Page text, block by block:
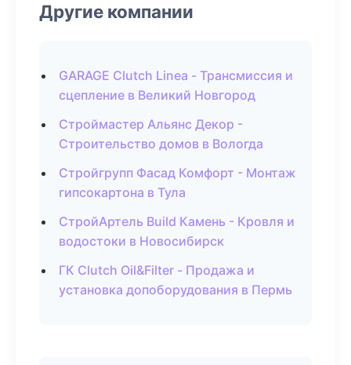
Другие компании
GARAGE Clutch Linea - Трансмиссия и
сцепление в Великий Новгород
Строймастер Альянс Декор -
Строительство домов в Вологда
Стройгрупп Фасад Комфорт - Монтаж
гипсокартона в Тула
СтройАртель Build Камень - Кровля и
водостоки в Новосибирск
ГК Clutch Oil&Filter - Продажа и
установка допоборудования в Пермь